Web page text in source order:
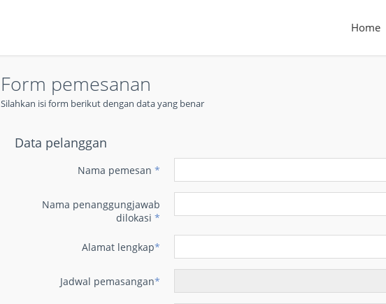
Home
Form pemesanan
Silahkan isi form berikut dengan data yang benar
Data pelanggan
Nama pemesan*
Nama penanggungjawab
dilokasi*
Alamat lengkap*
Jadwal pemasangan*